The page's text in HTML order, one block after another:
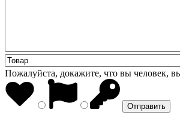
Пожалуйста, докажите, что вы человек,